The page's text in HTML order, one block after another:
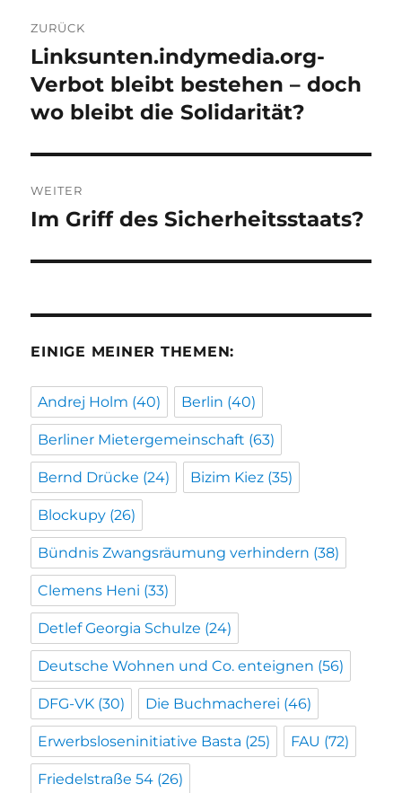
ZURÜCK
Vorheriger
Beitrag:
Linksunten.indymedia.org-
Verbot bleibt bestehen – doch
wo bleibt die Solidarität?
WEITER
Nächster
Im Griff des Sicherheitsstaats?
EINIGE MEINER THEMEN:
Andrej Holm (40) Berlin (40)
Berliner Mietergemeinschaft (63)
Bernd Drücke (24) Bizim Kiez (35)
Blockupy (26)
Bündnis Zwangsräumung verhindern (38)
Clemens Heni (33)
Detlef Georgia Schulze (24)
Deutsche Wohnen und Co. enteignen (56)
DFG-VK (30) Die Buchmacherei (46)
Erwerbsloseninitiative Basta (25) FAU (72)
Friedelstraße 54 (26)